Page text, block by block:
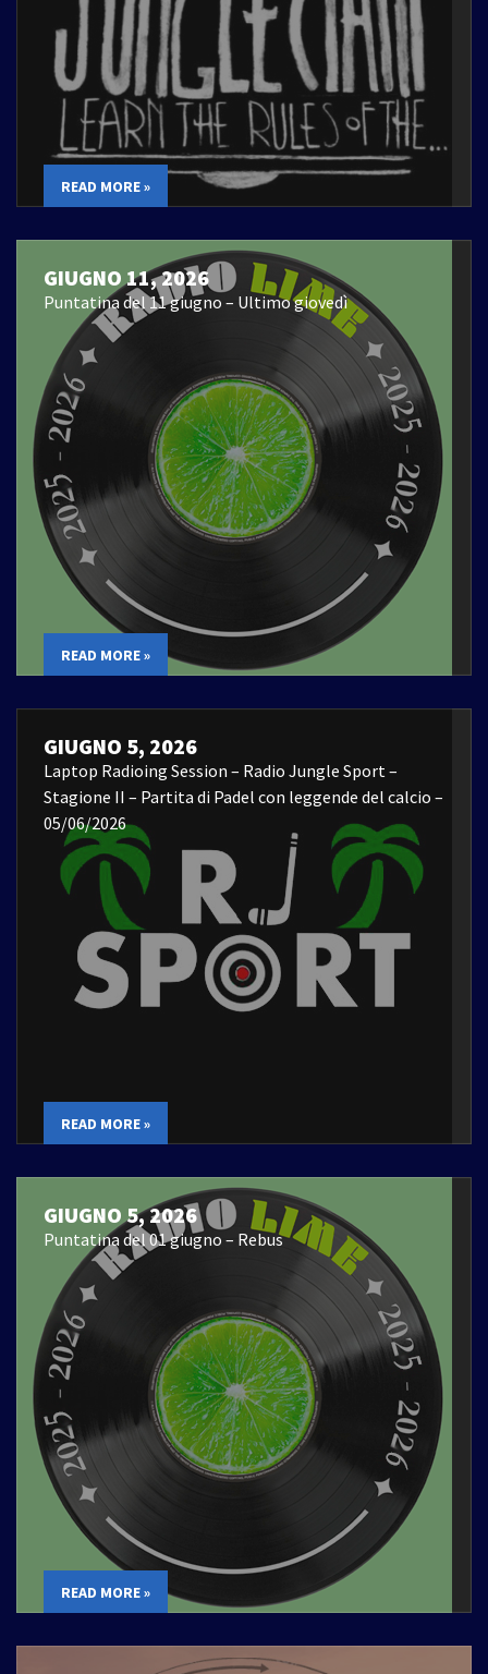
READ MORE »
GIUGNO 11, 2026
Puntatina del 11 giugno – Ultimo giovedì
READ MORE »
GIUGNO 5, 2026
Laptop Radioing Session – Radio Jungle Sport –
Stagione II – Partita di Padel con leggende del calcio –
05/06/2026
READ MORE »
GIUGNO 5, 2026
Puntatina del 01 giugno – Rebus
READ MORE »